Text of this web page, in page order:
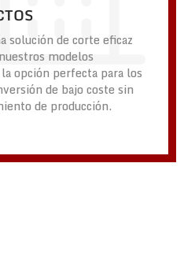
solución de corte eficaz
modelos
opción perfecta para los
de bajo coste sin
de producción.